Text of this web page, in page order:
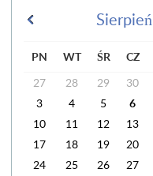
Sierpień
PN WT ŚR CZ
27
28 29 30
3
4 5 6
10
11 12 13
17
18 19 20
24
25 26 27